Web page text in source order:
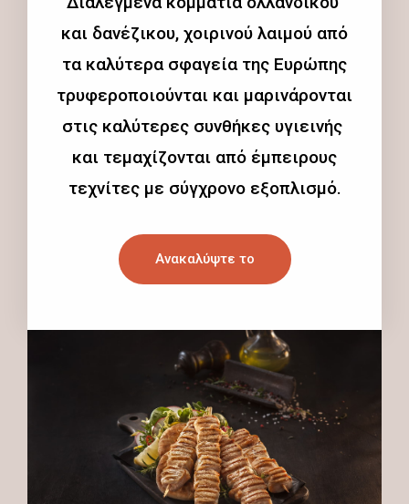
και δανέζικου, χοιρινού λαιμού από
τα καλύτερα σφαγεία της Ευρώπης
τρυφεροποιούνται και μαρινάρονται
στις καλύτερες συνθήκες υγιεινής
και τεμαχίζονται από έμπειρους
τεχνίτες με σύγχρονο εξοπλισμό.
Ανακαλύψτε το